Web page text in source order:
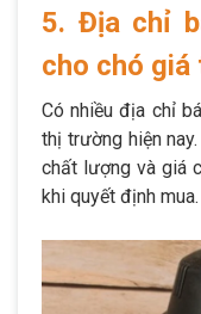
5. Địa chỉ
cho chó
Có nhiều địa chỉ
thị trường hiện
chất lượng và giá
khi quyết định mua.